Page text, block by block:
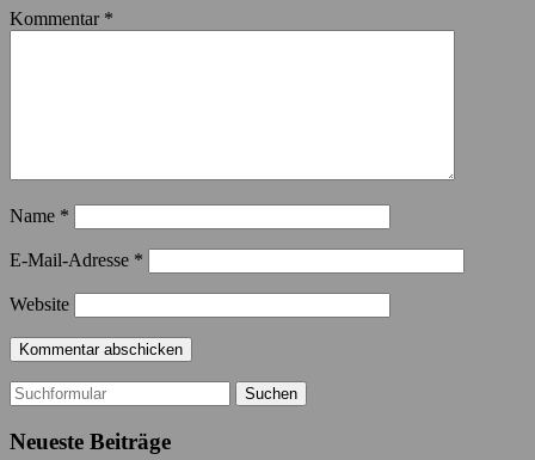
Kommentar *
Name *
E-Mail-Adresse *
Website
Suchen
nach:
Neueste Beiträge